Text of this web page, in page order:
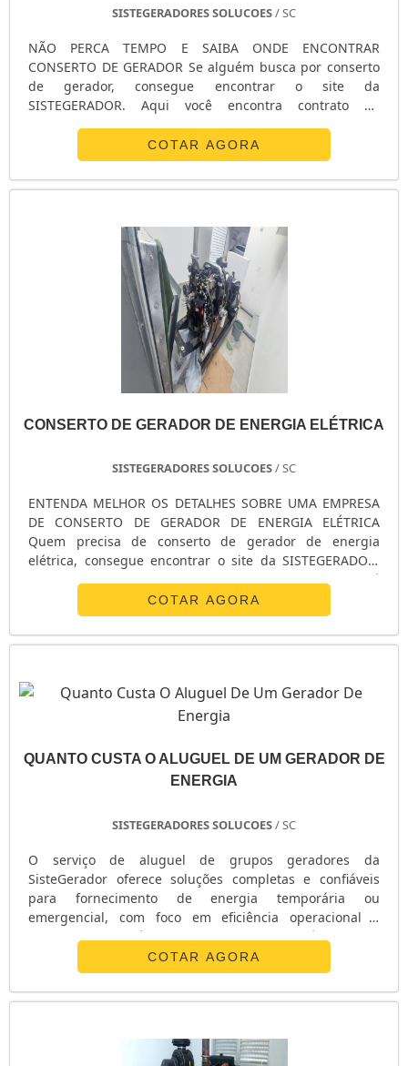
SISTEGERADORES SOLUCOES/ SC
NÃO PERCA TEMPO E SAIBA ONDE ENCONTRAR
CONSERTO DE GERADOR Se alguém busca por conserto
de gerador, consegue encontrar o site da
SISTEGERADOR. Aqui você encontra contrato de
geradores, visando sempre a qualidade final para obter
a fidelização do cliente. Discorrendo ainda sobre
conserto de gerador, na essência da companhia a
saber a procedência e seriedade da organização.
COTAR AGORA
CONSERTO DE GERADOR DE ENERGIA ELÉTRICA
SISTEGERADORES SOLUCOES/ SC
ENTENDA MELHOR OS DETALHES SOBRE UMA EMPRESA
DE CONSERTO DE GERADOR DE ENERGIA ELÉTRICA
Quem precisa de conserto de gerador de energia
elétrica, consegue encontrar o site da SISTEGERADOR.
Com grande expressão de mercado quando o assunto é
controlador para geradores e venda de geradores,
visando sempre a qualidade final para obter a fidelização
do cliente. Focando na qualidade sobre conserto de
importantes que ficam de fora no planejamento de
organizações que não trabalham com seriedade e
uma cotação agora mesmo com nossa equipe para um
atendimento personalizado sobre conserto de gerador
de energia elétrica. Nosso quadro de funcionários é
dos clientes, esperamos o seu contato para tirar todas as
COTAR AGORA
QUANTO CUSTA O ALUGUEL DE UM GERADOR DE
ENERGIA
SISTEGERADORES SOLUCOES/ SC
O serviço de aluguel de grupos geradores da
SisteGerador oferece soluções completas e confiáveis
para fornecimento de energia temporária ou
emergencial, com foco em eficiência operacional e
conformidade técnica. Especificações Técnicas e
Diferenciais do Serviço: Capacidades Variadas: Locação
de geradores com potências desde 10 kVA até 2000 kVA,
atendendo diferentes demandas energéticas.
máquina de teste de bombas injetoras, garantindo
COTAR AGORA